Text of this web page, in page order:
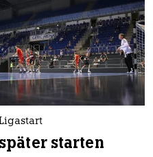
starten